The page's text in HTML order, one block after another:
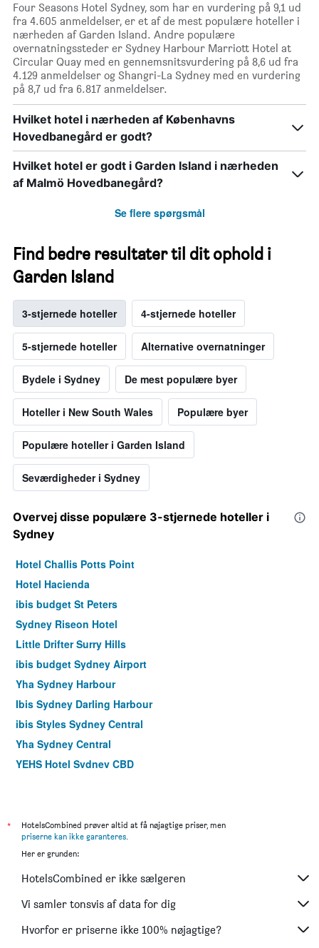
Four Seasons Hotel Sydney, som har en vurdering på 9,1 ud
fra 4.605 anmeldelser, er et af de mest populære hoteller i
nærheden af Garden Island. Andre populære
overnatningssteder er Sydney Harbour Marriott Hotel at
Circular Quay med en gennemsnitsvurdering på 8,6 ud fra
4.129 anmeldelser og Shangri-La Sydney med en vurdering
på 8,7 ud fra 6.817 anmeldelser.
Hvilket hotel i nærheden af Københavns
Hovedbanegård er godt?
Hvilket hotel er godt i Garden Island i nærheden
af Malmö Hovedbanegård?
Se flere spørgsmål
Find bedre resultater til dit ophold i
Garden Island
3-stjernede hoteller 4-stjernede hoteller
5-stjernede hoteller Alternative overnatninger
Bydele i Sydney De mest populære byer
Hoteller i New South Wales Populære byer
Populære hoteller i Garden Island
Seværdigheder i Sydney
Overvej disse populære 3-stjernede hoteller i
Sydney
Hotel Challis Potts Point
Hotel Hacienda
ibis budget St Peters
Sydney Riseon Hotel
Little Drifter Surry Hills
ibis budget Sydney Airport
Yha Sydney Harbour
Ibis Sydney Darling Harbour
ibis Styles Sydney Central
Yha Sydney Central
YEHS Hotel Sydney CBD
Airport Hotel Sydney
The Russell Boutique Hotel
Hotel Bondi
YEHS Hotel Sydney QVB
Rendezvous Hotel Sydney The Rocks
*
HotelsCombined prøver altid at få nøjagtige priser, men
priserne kan ikke garanteres.
Her er grunden:
HotelsCombined er ikke sælgeren
Vi samler tonsvis af data for dig
Hvorfor er priserne ikke 100% nøjagtige?